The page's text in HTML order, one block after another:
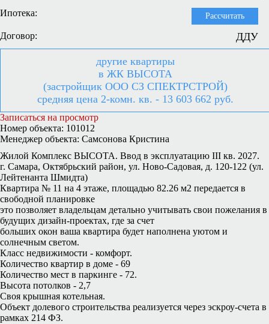
Ипотека: Рассчитать
Договор: ДДУ
другие квартиры
в ЖК ВЫСОТА
(застройщик ООО СЗ СПЕКТРСТРОЙ)
средняя цена 2-комн. кв. - 13 603 662 руб.
Записаться на просмотр
Номер объекта: 101012
Менеджер объекта: Самсонова Кристина
Жилой Комплекс ВЫСОТА. Ввод в эксплуатацию III кв. 2027.
г. Самара, Октябрьский район, ул. Ново-Садовая, д. 120-122 (ул.
Лейтенанта Шмидта)
Квартира № 11 на 4 этаже, площадью 82.26 м2 передается в
свободной планировке
это позволяет владельцам детально учитывать свои пожелания в
будущих дизайн-проектах, где за счет
больших окон ваша квартира будет наполнена уютом и
солнечным светом.
Класс недвижимости - комфорт.
Количество квартир в доме - 69
Количество мест в паркинге - 72.
Высота потолков - 2,7
Своя крышная котельная.
Объект долевого строительства реализуется через эскроу-счета в
рамках 214 ФЗ.